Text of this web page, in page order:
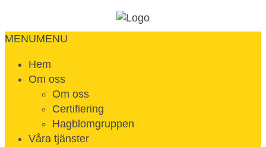
MENUMENU
Hem
Om oss
Om oss
Certifiering
Hagblomgruppen
Våra tjänster